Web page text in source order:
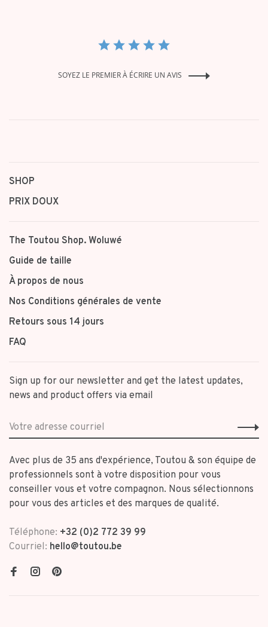
SOYEZ LE PREMIER À ÉCRIRE UN AVIS
SHOP
PRIX DOUX
The Toutou Shop. Woluwé
Guide de taille
À propos de nous
Nos Conditions générales de vente
Retours sous 14 jours
FAQ
Sign up for our newsletter and get the latest updates,
news and product offers via email
Avec plus de 35 ans d'expérience, Toutou & son équipe de
professionnels sont à votre disposition pour vous
conseiller vous et votre compagnon. Nous sélectionnons
pour vous des articles et des marques de qualité.
Téléphone: +32 (0)2 772 39 99
Courriel: hello@toutou.be